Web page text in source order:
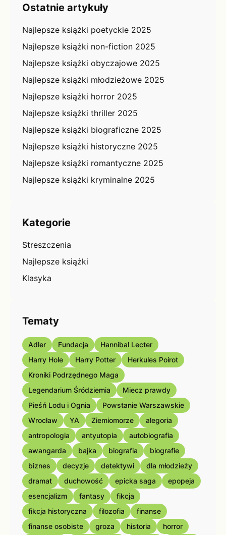
Ostatnie artykuły
Najlepsze książki poetyckie 2025
Najlepsze książki non-fiction 2025
Najlepsze książki obyczajowe 2025
Najlepsze książki młodzieżowe 2025
Najlepsze książki horror 2025
Najlepsze książki thriller 2025
Najlepsze książki biograficzne 2025
Najlepsze książki historyczne 2025
Najlepsze książki romantyczne 2025
Najlepsze książki kryminalne 2025
Kategorie
Streszczenia
Najlepsze książki
Klasyka
Tematy
Adler Fundacja
Hannibal Lecter
Harry Hole
Harry Potter
Herkules Poirot
Kroniki Podrzędnego Maga
Legendarium Śródziemia
Miecz prawdy
Pieśń Lodu i Ognia
Powstanie Warszawskie
Wrocław
YA Ziemiomorze
alegoria
antropologia
antyutopia
autobiografia
awangarda
bajka biografia
biografie
biznes
decyzje detektywi
dla młodzieży
dramat
duchowość epicka saga
epopeja
esencjalizm
fantasy
fikcja
fikcja historyczna
filozofia
finanse
finanse osobiste
groza historia
horror